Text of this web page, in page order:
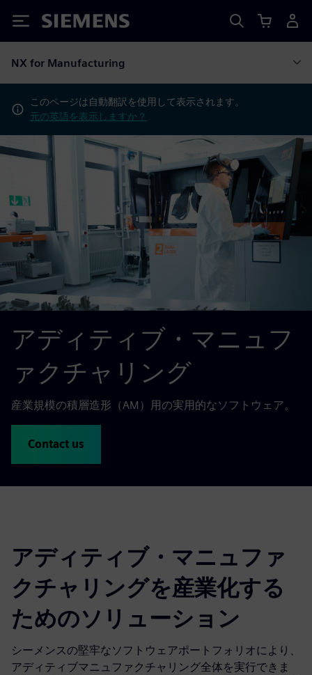
Siemens
NX for Manufacturing
このページは自動翻訳を使用して表示されます。
元の英語を表示しますか？
アディティブ・マニュフ
ァクチャリング
産業規模の積層造形（AM）用の実用的なソフトウェア。
Contact us
アディティブ・マニュファ
クチャリングを産業化する
ためのソリューション
シーメンスの堅牢なソフトウェアポートフォリオにより、
アディティブマニュファクチャリング全体を実行できま